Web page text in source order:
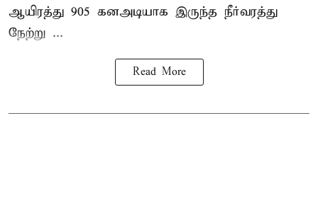
ஆயிரத்து 905 கனஅடியாக இருந்த நீர்வரத்து
நேற்று ...
Read More